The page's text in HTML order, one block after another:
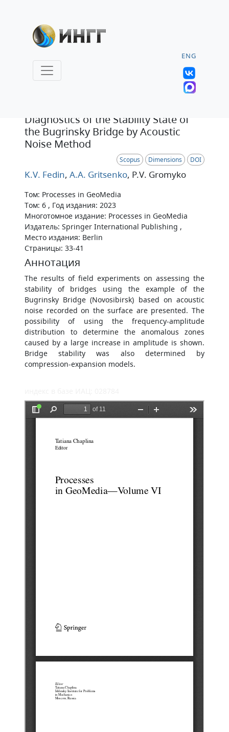
ENG
Diagnostics of the Stability State of
the Bugrinsky Bridge by Acoustic
Noise Method
Scopus Dimensions DOI
K.V. Fedin, A.A. Gritsenko, P.V. Gromyko
Том: Processes in GeoMedia
Том: 6 , Год издания: 2023
Многотомное издание: Processes in GeoMedia
Издатель: Springer International Publishing ,
Место издания: Berlin
Страницы: 33-41
Аннотация
The results of field experiments on assessing the
stability of bridges using the example of the
Bugrinsky Bridge (Novosibirsk) based on acoustic
noise recorded on the surface are presented. The
possibility of using the frequency-amplitude
distribution to determine the anomalous zones
caused by a large increase in amplitude is shown.
Bridge stability was also determined by
compression-expansion models.